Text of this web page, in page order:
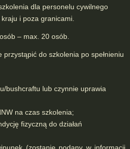
dla personelu cywilnego
i poza granicami.
– max. 20 osób.
przystąpić do szkolenia po spełnieniu
bushcraftu lub czynnie uprawia
na czas szkolenia;
fizyczną do działań